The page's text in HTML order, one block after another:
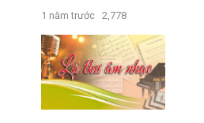
1 năm trước 2,778